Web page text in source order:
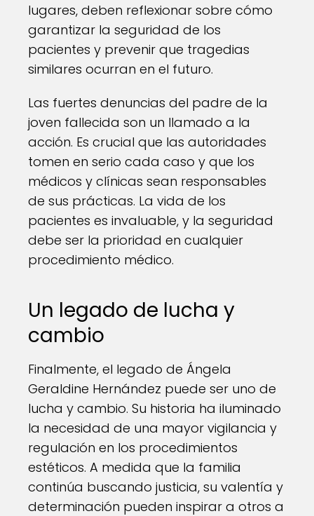
lugares, deben reflexionar sobre cómo
garantizar la seguridad de los
pacientes y prevenir que tragedias
similares ocurran en el futuro.
Las fuertes denuncias del padre de la
joven fallecida son un llamado a la
acción. Es crucial que las autoridades
tomen en serio cada caso y que los
médicos y clínicas sean responsables
de sus prácticas. La vida de los
pacientes es invaluable, y la seguridad
debe ser la prioridad en cualquier
procedimiento médico.
Un legado de lucha y
cambio
Finalmente, el legado de Ángela
Geraldine Hernández puede ser uno de
lucha y cambio. Su historia ha iluminado
la necesidad de una mayor vigilancia y
regulación en los procedimientos
estéticos. A medida que la familia
continúa buscando justicia, su valentía y
determinación pueden inspirar a otros a